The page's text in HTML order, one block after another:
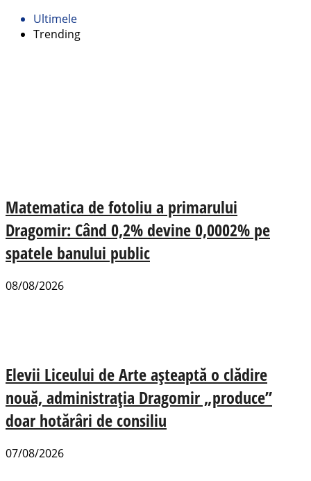
Ultimele
Trending
Matematica de fotoliu a primarului
Dragomir: Când 0,2% devine 0,0002% pe
spatele banului public
08/08/2026
Elevii Liceului de Arte așteaptă o clădire
nouă, administrația Dragomir „produce”
doar hotărâri de consiliu
07/08/2026